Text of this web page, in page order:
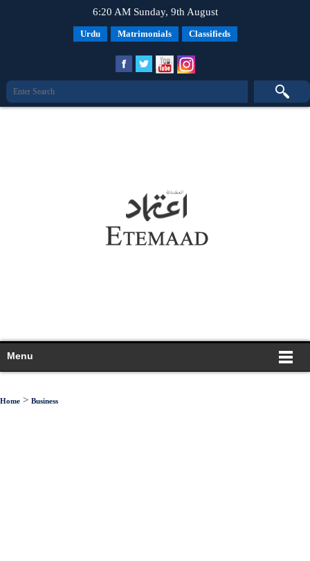
6:20 AM Sunday, 9th August
Urdu Matrimonials Classifieds
Menu
Home > Business